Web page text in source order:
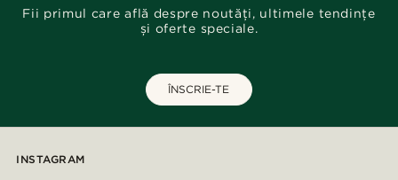
Fii primul care află despre noutăți, ultimele tendințe
și oferte speciale.
ÎNSCRIE-TE
INSTAGRAM